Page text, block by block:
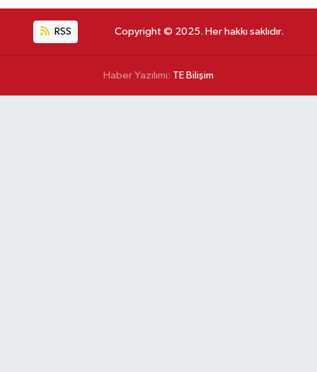
RSS Copyright © 2025. Her hakkı saklıdır.
Haber Yazılımı: TE Bilişim